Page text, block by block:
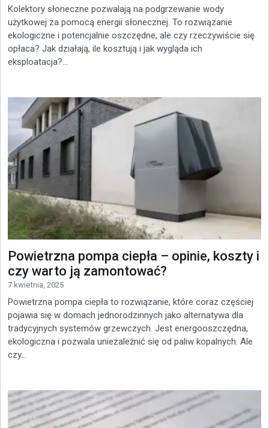
Kolektory słoneczne pozwalają na podgrzewanie wody
użytkowej za pomocą energii słonecznej. To rozwiązanie
ekologiczne i potencjalnie oszczędne, ale czy rzeczywiście się
opłaca? Jak działają, ile kosztują i jak wygląda ich
eksploatacja?...
Powietrzna pompa ciepła – opinie, koszty i
czy warto ją zamontować?
7 kwietnia, 2025
Powietrzna pompa ciepła to rozwiązanie, które coraz częściej
pojawia się w domach jednorodzinnych jako alternatywa dla
tradycyjnych systemów grzewczych. Jest energooszczędna,
ekologiczna i pozwala uniezależnić się od paliw kopalnych. Ale
czy...